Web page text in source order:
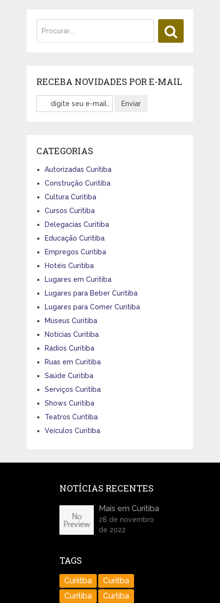
RECEBA NOVIDADES POR E-MAIL
CATEGORIAS
Autorizadas Curitiba
Construção Curitiba
Cultura Curitiba
Cursos Curitiba
Delegacias Curitiba
Educação Curitiba
Empregos Curitiba
Hotéis Curitiba
Lugares em Curitiba
Lugares para Beber Curitiba
Lugares para Comer Curitiba
Museus Curitiba
Notícias Curitiba
Rádios Curitiba
Ruas em Curitiba
Saúde Curitiba
Serviços Curitiba
Shows Curitiba
Teatros Curitiba
Veículos Curitiba
NOTÍCIAS RECENTES
Mais em Curitiba
28 de novembro
de 2022
TAGS
Curiitba
Curitba
Curitiba
Curtiba